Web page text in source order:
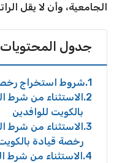
الجامعية، وأن لا يقل الراتب عن 600
جدول المحتويات
1 شروط استخراج
2 الاستثناء من شرط
بالكويت للوافدين
3 الاستثناء من شرط
رخصة قيادة
4 الاستثناء من شرط